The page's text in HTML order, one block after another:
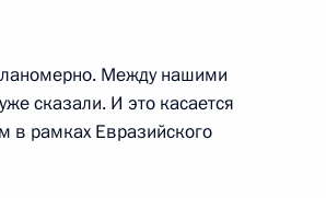
Между нашими
сказали. И это касается
в рамках Евразийского